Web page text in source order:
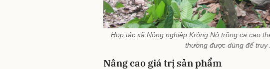
Hợp tác xã Nông nghiệp Krông Nô trồng ca cao
thường được dùng để truy
Nâng cao giá trị sản phẩm